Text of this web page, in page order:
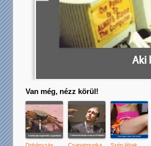
Van még, nézz körül!